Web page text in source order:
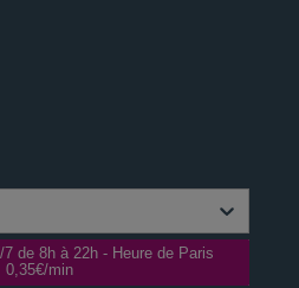
7 de 8h à 22h - Heure de Paris
min